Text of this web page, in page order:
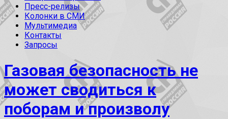
Пресс-релизы
Колонки в СМИ
Мультимедиа
Контакты
Запросы
Газовая безопасность не
может сводиться к
поборам и произволу